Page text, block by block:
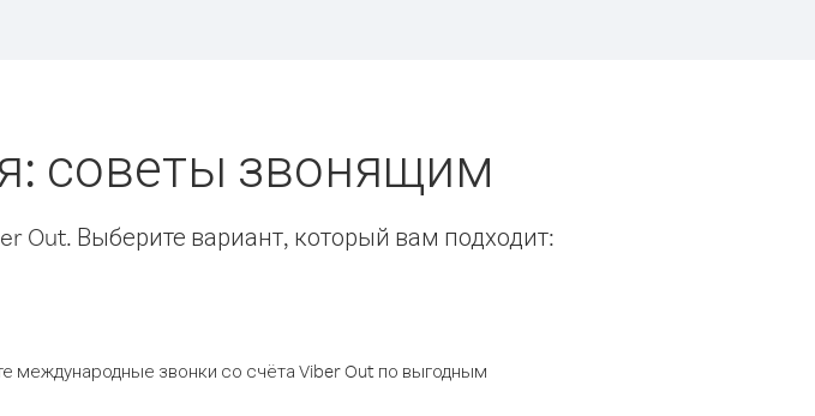
советы звонящим
Out. Выберите вариант, который вам подходит:
международные звонки со счёта Viber Out по выгодным